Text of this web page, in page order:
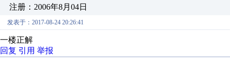
注册：2006年8月04日
发表于：2017-08-24 20:26:41
一楼正解
回复 引用 举报